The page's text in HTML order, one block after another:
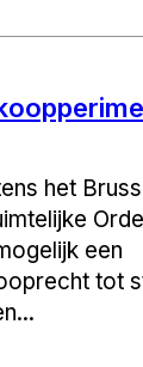
het
een
tot